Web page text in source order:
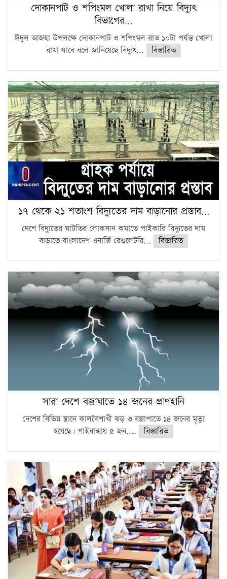
দোকানপাট ও শপিংমল খোলা রাখা নিয়ে বিদ্যুৎ
বিভাগের…
ঈদুল আজহা উপলক্ষে দোকানপাট ও শপিংমল রাত ১০টা পর্যন্ত খোলা
রাখা যাবে বলে জানিয়েছে বিদ্যুৎ...
বিস্তারিত
১৭ থেকে ২১ শতাংশ বিদ্যুতের দাম বাড়ানোর প্রস্তাব…
দেশে বিদ্যুতের ঘাটতির লোকসান কমাতে পাইকারি বিদ্যুতের দাম
বাড়াতে বাংলাদেশ এনার্জি রেগুলেটরি...
বিস্তারিত
সারা দেশে বজ্রাঘাতে ১৪ জনের প্রাণহানি
দেশের বিভিন্ন স্থানে কালবৈশাখী ঝড় ও বজ্রাপাতে ১৪ জনের মৃত্যু
হয়েছে। গাইবান্ধায় ৫ জন,...
বিস্তারিত